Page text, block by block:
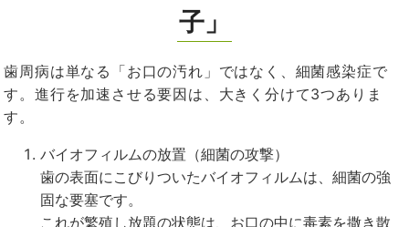
子」
歯周病は単なる「お口の汚れ」ではなく、細菌感染症で
す。進行を加速させる要因は、大きく分けて3つありま
す。
バイオフィルムの放置（細菌の攻撃）
歯の表面にこびりついたバイオフィルムは、細菌の強
固な要塞です。
これが繁殖し放題の状態は、お口の中に毒素を撒き散